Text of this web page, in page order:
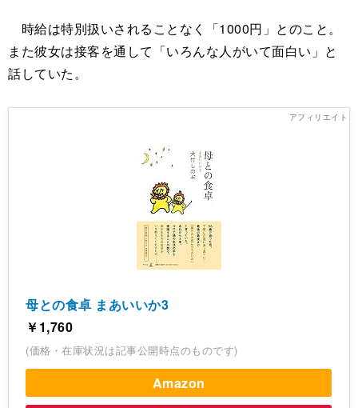
時給は特別扱いされることなく「1000円」とのこと。
また彼女は接客を通して「いろんな人がいて面白い」と
話していた。
母との食卓 まあいいか3
￥1,760
(価格・在庫状況は記事公開時点のものです)
Amazon